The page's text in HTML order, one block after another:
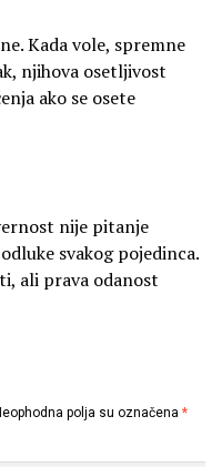
Kada vole, spremne
njihova osetljivost
ako se osete
nije pitanje
svakog pojedinca.
ali prava odanost
polja su označena *